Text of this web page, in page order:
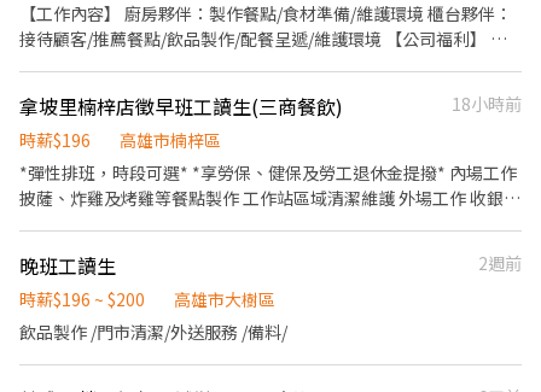
【工作內容】 廚房夥伴：製作餐點/食材準備/維護環境 櫃台夥伴：
接待顧客/推薦餐點/飲品製作/配餐呈遞/維護環境 【公司福利】 ·
拿坡里楠梓店徵早班工讀生(三商餐飲)
18小時前
時薪$196
高雄市楠梓區
*彈性排班，時段可選* *享勞保、健保及勞工退休金提撥* 內場工作
披薩、炸雞及烤雞等餐點製作 工作站區域清潔維護 外場工作 收銀點
晚班工讀生
2週前
時薪$196 ~ $200
高雄市大樹區
飲品製作 /門市清潔/外送服務 /備料/